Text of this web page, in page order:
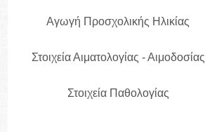
Αγωγή Προσχολικής Ηλικίας
Στοιχεία Αιματολογίας - Αιμοδοσίας
Στοιχεία Παθολογίας